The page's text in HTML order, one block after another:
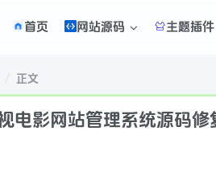
首页 网站源码 主题插件
正文
电影网站管理系统源码修